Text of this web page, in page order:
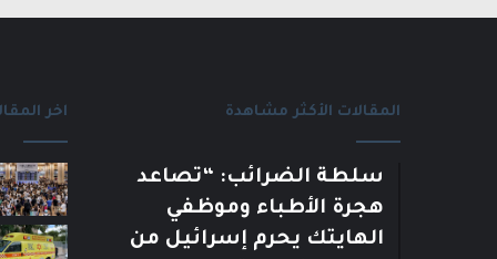
المقالات الأكثر مشاهدة
سلطة الضرائب: “تصاعد
هجرة الأطباء وموظفي
الهايتك يحرم إسرائيل من
اخر